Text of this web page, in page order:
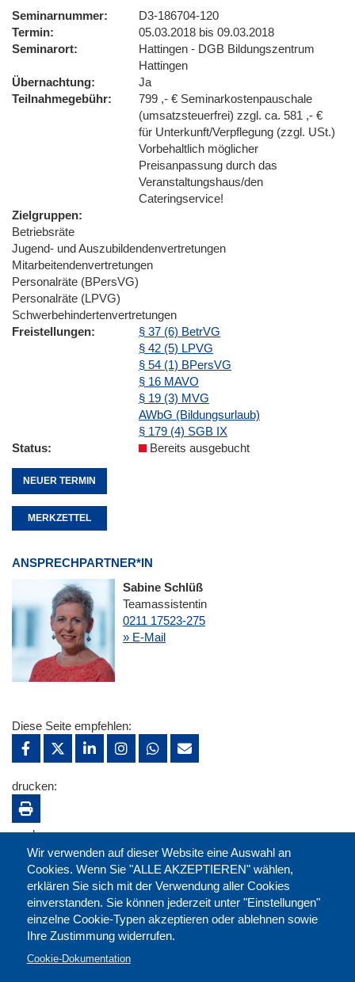
Seminarnummer
D3-186704-120
Termin
05.03.2018 bis 09.03.2018
Seminarort
Hattingen - DGB Bildungszentrum
Hattingen
Übernachtung
Ja
Teilnahmegebühr
799 ,- € Seminarkostenpauschale
(umsatzsteuerfrei) zzgl. ca. 581 ,- €
für Unterkunft/Verpflegung (zzgl. USt.)
Vorbehaltlich möglicher
Preisanpassung durch das
Veranstaltungshaus/den
Cateringservice!
Zielgruppen
Betriebsräte
Jugend- und Auszubildendenvertretungen
Mitarbeitendenvertretungen
Personalräte (BPersVG)
Personalräte (LPVG)
Schwerbehindertenvertretungen
Freistellungen
§ 37 (6) BetrVG
§ 42 (5) LPVG
§ 54 (1) BPersVG
§ 16 MAVO
§ 19 (3) MVG
AWbG (Bildungsurlaub)
§ 179 (4) SGB IX
Status
Bereits ausgebucht
NEUER TERMIN
MERKZETTEL
ANSPRECHPARTNER*IN
Sabine Schlüß
Teamassistentin
0211 17523-275
» E-Mail
Wir verwenden auf dieser Website eine Auswahl an
Cookies. Wenn Sie "ALLE AKZEPTIEREN" wählen,
erklären Sie sich mit der Verwendung aller Cookies
einverstanden. Sie können jederzeit unter "Einstellungen"
einzelne Cookie-Typen akzeptieren oder ablehnen sowie
Ihre Zustimmung widerrufen.
Cookie-Dokumentation
Diese Seite empfehlen:
drucken:
merken: